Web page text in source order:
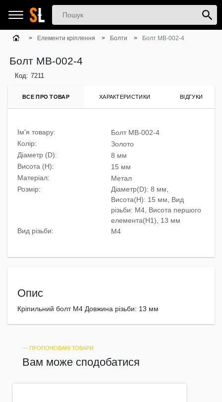
Елементи кріплення Болти Болт MB-002-4
Болт MB-002-4
Код: 7211
ВСЕ ПРО ТОВАР ХАРАКТЕРИСТИКИ ВІДГУКИ
Ім'я товару:
Болт MB-002-4
Колір:
Золото
Діаметр (D):
8 мм
Висота (H):
15 мм
Матеріал:
Метал
Розмiр:
Діаметр(D): 8 мм,
Висота(H): 15 мм, Вид
різьби: M4, Висота першого
елемента(H1), 13 мм
Вид різьби:
M4
Опис
Кріпильний болт М4 Довжина різьби: 13 мм
― ПРОПОНОВАНІ ТОВАРИ
Вам може сподобатися